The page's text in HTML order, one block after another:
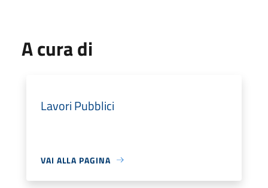
A cura di
Lavori Pubblici
VAI ALLA PAGINA